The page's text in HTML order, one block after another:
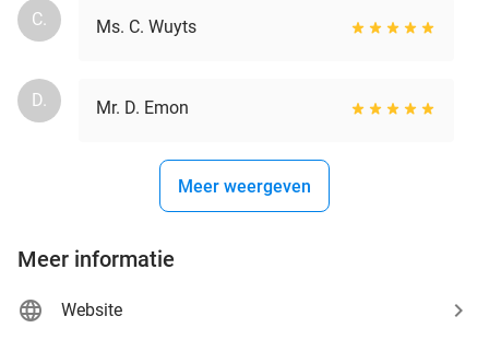
C. Ms. C. Wuyts
D. Mr. D. Emon
Meer weergeven
Meer informatie
Website